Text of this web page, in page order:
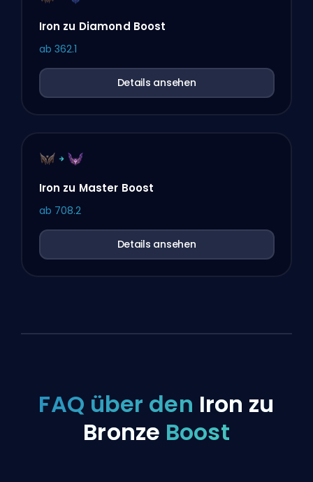
Iron zu Diamond Boost
ab 362.1
Details ansehen
Iron zu Master Boost
ab 708.2
Details ansehen
FAQ über den Iron zu
Bronze Boost